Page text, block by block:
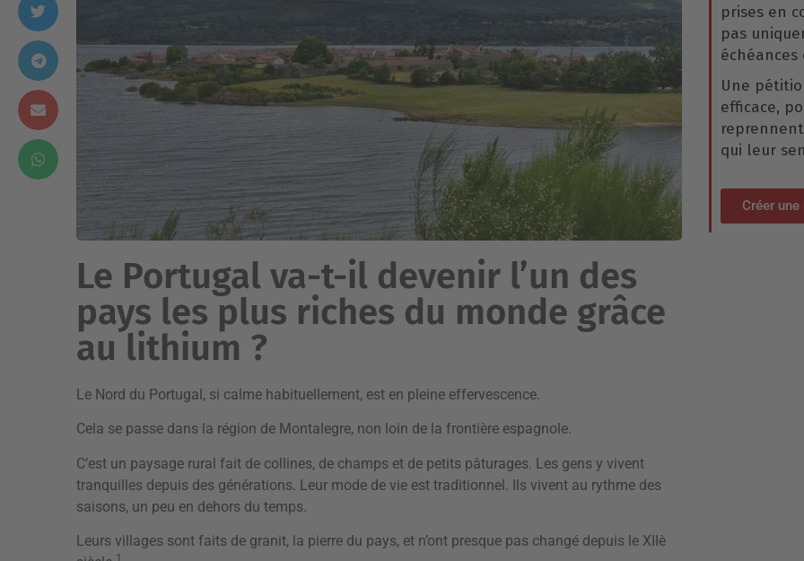
Le Portugal va-t-il devenir l’un des
pays les plus riches du monde grâce
au lithium ?
Le Nord du Portugal, si calme habituellement, est en pleine effervescence.
Cela se passe dans la région de Montalegre, non loin de la frontière espagnole.
C’est un paysage rural fait de collines, de champs et de petits pâturages. Les gens y vivent
tranquilles depuis des générations. Leur mode de vie est traditionnel. Ils vivent au rythme des
saisons, un peu en dehors du temps.
Leurs villages sont faits de granit, la pierre du pays, et n’ont presque pas changé depuis le XIIè
1
prises en
pas
Une
efficace,
qui leur
Créer